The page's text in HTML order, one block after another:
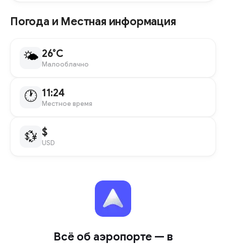
Погода и Местная информация
🌤 26°C
Малооблачно
🕐 11:24
Местное время
💱 $
USD
Всё об аэропорте — в